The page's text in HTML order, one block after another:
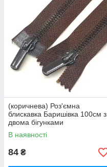
(коричнева) Роз'ємна
блискавка Баришівка 100см з
двома бігунками
В наявності
84 ₴